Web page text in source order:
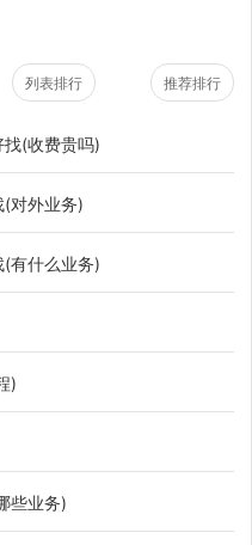
列表排行 推荐排行
(收费贵吗)
对外业务)
有什么业务)
)
些业务)